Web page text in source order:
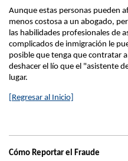
Aunque estas personas pueden
menos costosa a un abogado,
las habilidades profesionales de
complicados de inmigración le
posible que tenga que contratar
deshacer el lío que el "asistente
lugar.
[Regresar al Inicio]
Cómo Reportar el Fraude